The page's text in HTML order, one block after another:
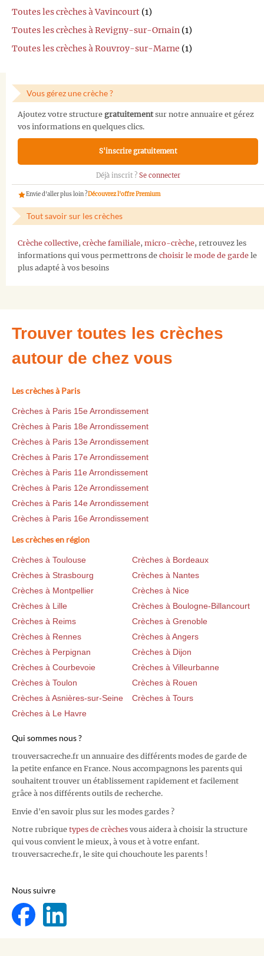
Toutes les crèches à Vavincourt (1)
Toutes les crèches à Revigny-sur-Ornain (1)
Toutes les crèches à Rouvroy-sur-Marne (1)
Vous gérez une crèche ?
Ajoutez votre structure gratuitementsur notre annuaire et gérez
vos informations en quelques clics.
S'inscrire gratuitement
Déjà inscrit ? Se connecter
Envie d'aller plus loin ?Découvrez l'offre Premium
Tout savoir sur les crèches
Crèche collective, crèche familiale, micro-crèche, retrouvez les
informations qui vous permettrons de choisir le mode de garde le
plus adapté à vos besoins
Trouver toutes les crèches
autour de chez vous
Les crèches à Paris
Crèches à Paris 15e Arrondissement
Crèches à Paris 18e Arrondissement
Crèches à Paris 13e Arrondissement
Crèches à Paris 17e Arrondissement
Crèches à Paris 11e Arrondissement
Crèches à Paris 12e Arrondissement
Crèches à Paris 14e Arrondissement
Crèches à Paris 16e Arrondissement
Les crèches en région
Crèches à Toulouse
Crèches à Bordeaux
Crèches à Strasbourg
Crèches à Nantes
Crèches à Montpellier
Crèches à Nice
Crèches à Lille
Crèches à Boulogne-Billancourt
Crèches à Reims
Crèches à Grenoble
Crèches à Rennes
Crèches à Angers
Crèches à Perpignan
Crèches à Dijon
Crèches à Courbevoie
Crèches à Villeurbanne
Crèches à Toulon
Crèches à Rouen
Crèches à Asnières-sur-Seine
Crèches à Tours
Crèches à Le Havre
Qui sommes nous ?
trouversacreche.fr un annuaire des différents modes de garde de
la petite enfance en France. Nous accompagnons les parents qui
souhaitent trouver un établissement rapidement et facilement
grâce à nos différents outils de recherche.
Envie d'en savoir plus sur les modes gardes ?
Notre rubrique types de crèches vous aidera à choisir la structure
qui vous convient le mieux, à vous et à votre enfant.
trouversacreche.fr, le site qui chouchoute les parents !
Nous suivre